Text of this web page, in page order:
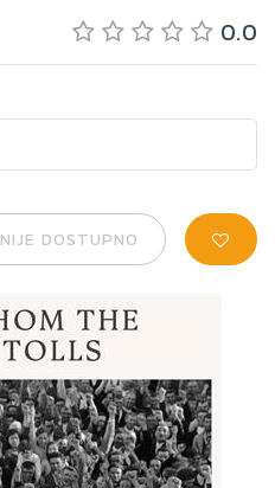
0.0
NIJE DOSTUPNO